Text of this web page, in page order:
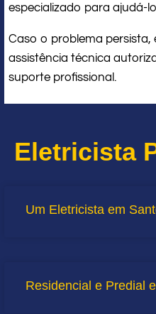
especializado para ajudá-
Caso o problema
assistência técnica
suporte profissional.
Eletricista
Um Eletricista em
Residencial e Predial